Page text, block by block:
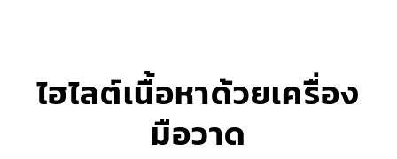
ไฮไลต์เนื้อหาด้วยเครื่อง
มือวาด